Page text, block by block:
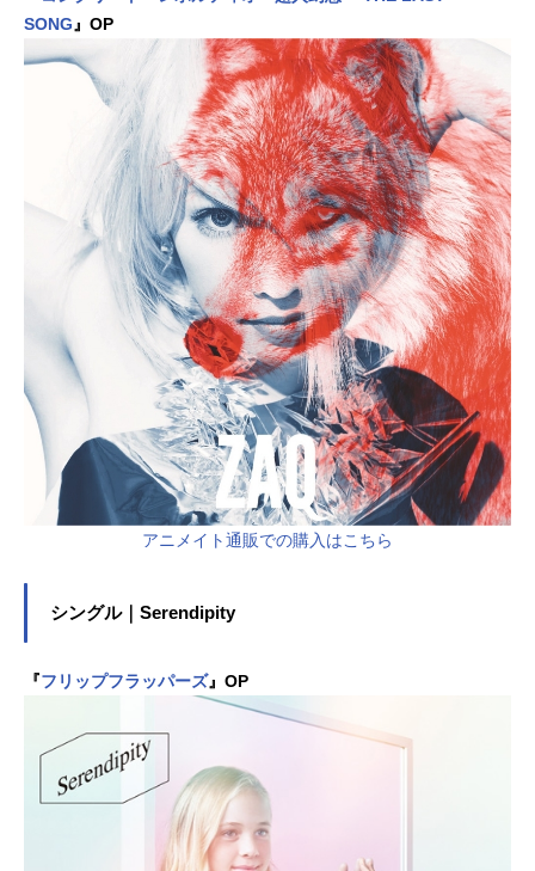
SONG 』OP
アニメイト通販での購入はこちら
シングル｜Serendipity
『フリップフラッパーズ』OP